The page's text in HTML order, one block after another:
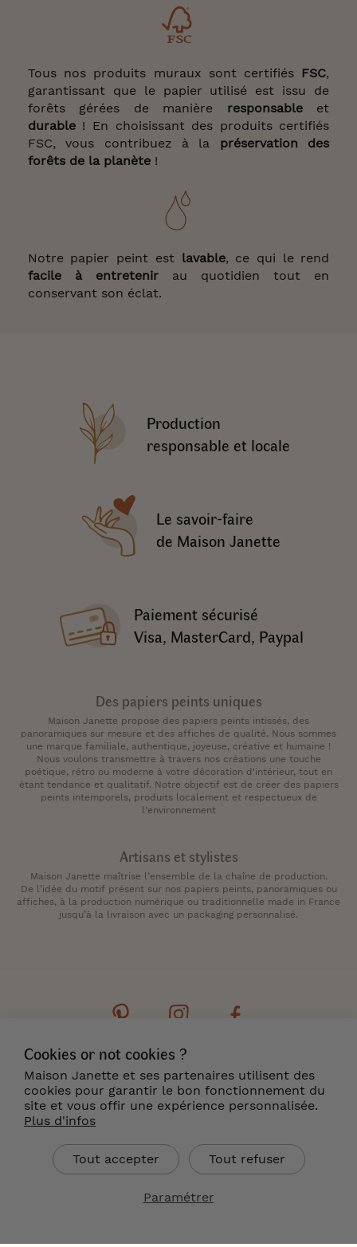
Tous nos produits muraux sont certifiés FSC,
garantissant que le papier utilisé est issu de
forêts gérées de manière responsableet
durable! En choisissant des produits certifiés
FSC, vous contribuez à la préservation des
forêts de la planète!
Notre papier peint est lavable, ce qui le rend
facile à
entretenirau quotidien tout en
conservant son éclat.
Production
responsable et locale
Le savoir-faire
de Maison Janette
Paiement sécurisé
Visa, MasterCard, Paypal
Des papiers peints uniques
Maison Janette propose des papiers peints intissés, des
panoramiques sur mesure et des affiches de qualité. Nous sommes
une marque familiale, authentique, joyeuse, créative et humaine !
Nous voulons transmettre à travers nos créations une touche
poétique, rétro ou moderne à votre décoration d'intérieur, tout en
étant tendance et qualitatif. Notre objectif est de créer des papiers
peints intemporels, produits localement et respectueux de
l'environnement
Artisans et stylistes
Maison Janette maîtrise l’ensemble de la chaîne de production.
De l’idée du motif présent sur nos papiers peints, panoramiques ou
affiches, à la production numérique ou traditionnelle made in France
jusqu’à la livraison avec un packaging personnalisé.
Contact Newsletter
Mentions légales
CGV
Livraison & Retour
Où nous trouver ?
Cookies or not cookies ?
Maison Janette et ses partenaires utilisent des
cookies pour garantir le bon fonctionnement du
site et vous offir une expérience personnalisée.
Plus d'infos
Tout accepter Tout refuser
Paramétrer